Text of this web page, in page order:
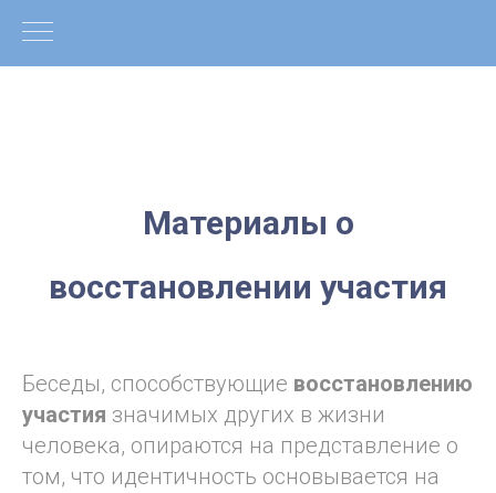
Материалы о
восстановлении участия
Беседы, способствующие восстановлению
участия значимых других в жизни
человека, опираются на представление о
том, что идентичность основывается на